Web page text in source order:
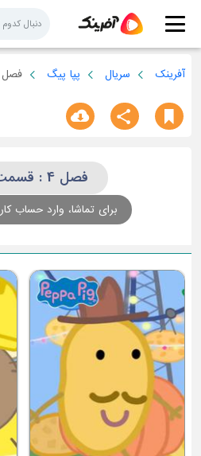
آفرینک سریال پپا پیگ فصل 4
فصل 4 : قسمت هفتم
برای تماشا، وارد حساب